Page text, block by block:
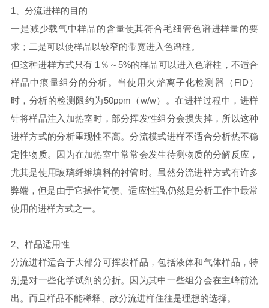
1、分流进样的目的
一是减少载气中样品的含量使其符合毛细管色谱进样量的要
求；二是可以使样品以较窄的带宽进入色谱柱。
但这种进样方式只有 1％～5%的样品可以进入色谱柱，不适合
样品中痕量组分的分析。当使用火焰离子化检测器（FID）
时，分析的检测限约为50ppm（w/w）。在进样过程中，进样
针将样品注入加热室时，部分挥发性组分会损失掉，所以这种
进样方式的分析重现性不高。分流模式进样不适合分析热不稳
定性物质。因为在加热室中常常会发生待测物质的分解反应，
尤其是使用玻璃纤维填料的衬管时。虽然分流进样方式有许多
弊端，但是由于它操作简便、适应性强,仍然是分析工作中最常
使用的进样方式之一。
2、样品适用性
分流进样适合于大部分可挥发样品，包括液体和气体样品，特
别是对一些化学试剂的分折。因为其中一些组分会在主峰前流
出。而且样品不能稀释、故分流进样住往是理想的选择。